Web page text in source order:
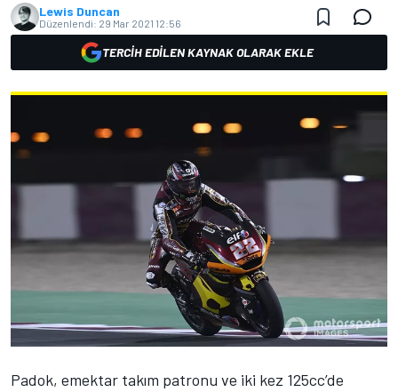
Lewis Duncan
Düzenlendi: 29 Mar 2021 12:56
TERCIH EDILEN KAYNAK OLARAK EKLE
Padok, emektar takım patronu ve iki kez 125cc’de